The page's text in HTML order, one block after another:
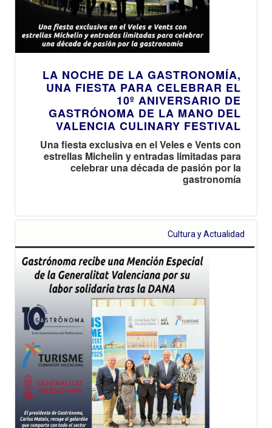
LA NOCHE DE LA GASTRONOMÍA,
UNA FIESTA PARA CELEBRAR EL
10º ANIVERSARIO DE
GASTRÓNOMA DE LA MANO DEL
VALENCIA CULINARY FESTIVAL
Una fiesta exclusiva en el Veles e Vents con
estrellas Michelin y entradas limitadas para
celebrar una década de pasión por la
gastronomía
Cultura y Actualidad